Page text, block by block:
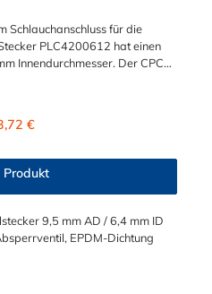
Schlauchanschluss für die
PLC4200612 hat einen
Innendurchmesser. Der CPC
zur CPC Kupplung hat ein
PLC- und LC- Serie kombinieren.
Preis:
€
Produkt